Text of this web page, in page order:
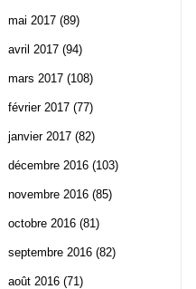
mai 2017 (89)
avril 2017 (94)
mars 2017 (108)
février 2017 (77)
janvier 2017 (82)
décembre 2016 (103)
novembre 2016 (85)
octobre 2016 (81)
septembre 2016 (82)
août 2016 (71)